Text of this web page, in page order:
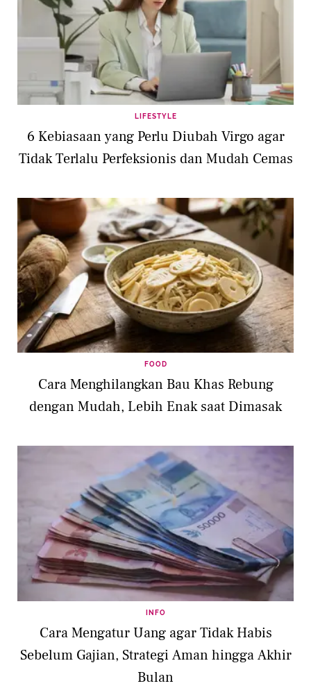
LIFESTYLE
6 Kebiasaan yang Perlu Diubah Virgo agar
Tidak Terlalu Perfeksionis dan Mudah Cemas
FOOD
Cara Menghilangkan Bau Khas Rebung
dengan Mudah, Lebih Enak saat Dimasak
INFO
Cara Mengatur Uang agar Tidak Habis
Sebelum Gajian, Strategi Aman hingga Akhir
Bulan